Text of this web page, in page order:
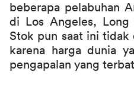
beberapa pelabuhan
di Los Angeles, Long
Stok pun saat ini tidak
karena harga dunia
pengapalan yang